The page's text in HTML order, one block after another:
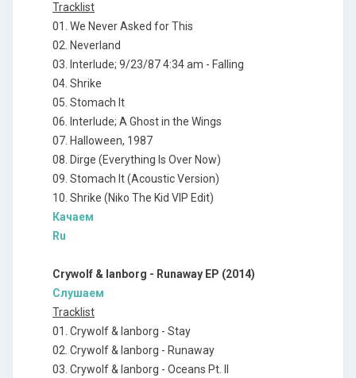
Tracklist
01. We Never Asked for This
02. Neverland
03. Interlude; 9/23/87 4:34 am - Falling
04. Shrike
05. Stomach It
06. Interlude; A Ghost in the Wings
07. Halloween, 1987
08. Dirge (Everything Is Over Now)
09. Stomach It (Acoustic Version)
10. Shrike (Niko The Kid VIP Edit)
Качаем
Ru
Crywolf & Ianborg - Runaway EP (2014)
Слушаем
Tracklist
01. Crywolf & Ianborg - Stay
02. Crywolf & Ianborg - Runaway
03. Crywolf & Ianborg - Oceans Pt. II